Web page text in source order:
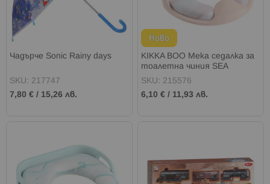
Чадърче Sonic Rainy days
SKU: 217747
7,80 € / 15,26 лв.
Ново
KIKKA BOO Мека седалка за
тоалетна чиния SEA
WORLD STARFISH PINK
SKU: 215576
6,10 € / 11,93 лв.